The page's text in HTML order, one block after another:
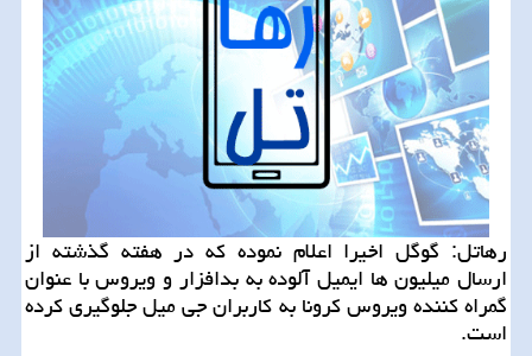
رهاتل: گوگل اخیرا اعلام نموده كه در هفته گذشته از
ارسال میلیون ها ایمیل آلوده به بدافزار و ویروس با عنوان
گمراه كننده ویروس كرونا به كاربران جی میل جلوگیری كرده
است.